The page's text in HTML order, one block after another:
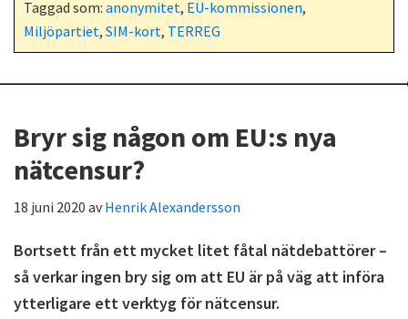
Taggad som: anonymitet, EU-kommissionen,
Miljöpartiet, SIM-kort, TERREG
Bryr sig någon om EU:s nya
nätcensur?
18 juni 2020 avHenrik Alexandersson
Bortsett från ett mycket litet fåtal nätdebattörer –
så verkar ingen bry sig om att EU är på väg att införa
ytterligare ett verktyg för nätcensur.